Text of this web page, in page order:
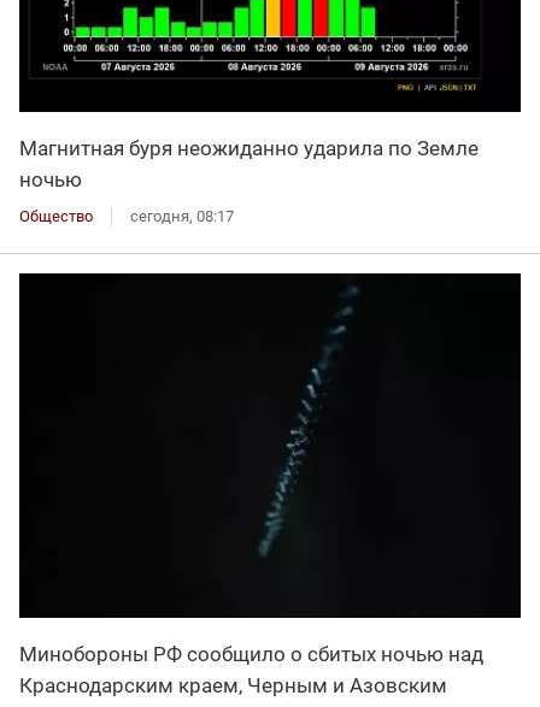
Магнитная буря неожиданно ударила по Земле
ночью
Общество сегодня, 08:17
Минобороны РФ сообщило о сбитых ночью над
Краснодарским краем, Черным и Азовским